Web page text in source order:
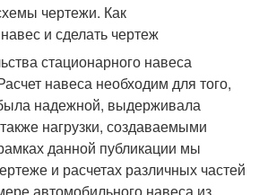
стационарного навеса
навеса необходим для того,
надежной, выдерживала
нагрузки, создаваемыми
данной публикации мы
и расчетах различных частей